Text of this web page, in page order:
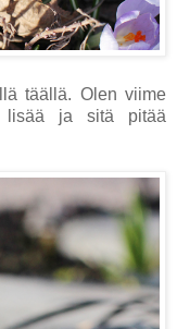
täällä. Olen viime
lisää ja sitä pitää